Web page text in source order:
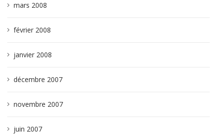
mars 2008
février 2008
janvier 2008
décembre 2007
novembre 2007
juin 2007